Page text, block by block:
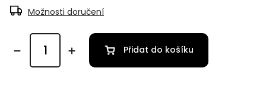
Možnosti doručení
Přidat do košíku